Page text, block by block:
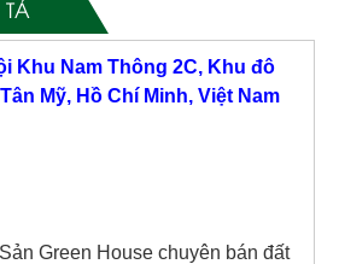
TẢ
Khu Nam Thông 2C, Khu đô
Mỹ, Hồ Chí Minh, Việt Nam
Green House chuyên bán đất